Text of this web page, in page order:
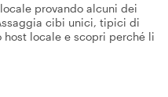
provando alcuni dei
cibi unici, tipici di
locale e scopri perché li